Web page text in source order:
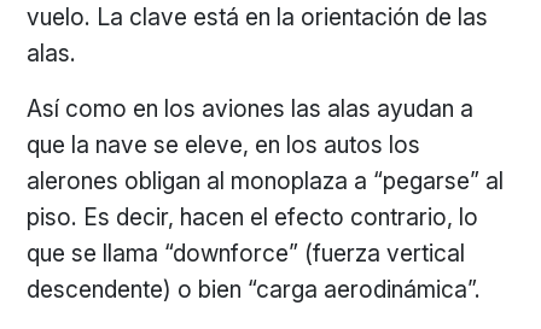
vuelo. La clave está en la orientación de las
alas.
Así como en los aviones las alas ayudan a
que la nave se eleve, en los autos los
alerones obligan al monoplaza a “pegarse” al
piso. Es decir, hacen el efecto contrario, lo
que se llama “downforce” (fuerza vertical
descendente) o bien “carga aerodinámica”.